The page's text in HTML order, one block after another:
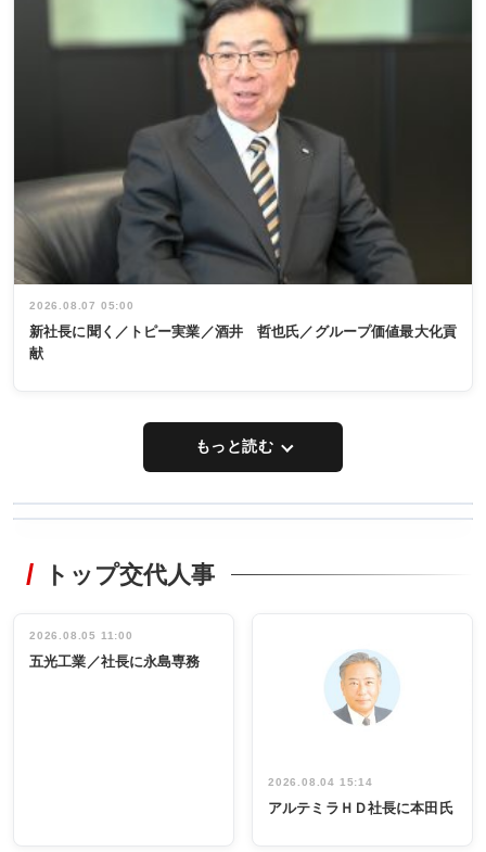
2026.08.07 05:00
新社長に聞く／トピー実業／酒井 哲也氏／グループ価値最大化貢
献
もっと読む
非鉄業界で
インタビュ
ー／社内ア
タックトレー
祝う 業界関
係者ら220人
出席
トップ交代人事
2026.08.05 11:00
五光工業／社長に永島専務
2026.08.04 15:14
アルテミラＨＤ社長に本田氏